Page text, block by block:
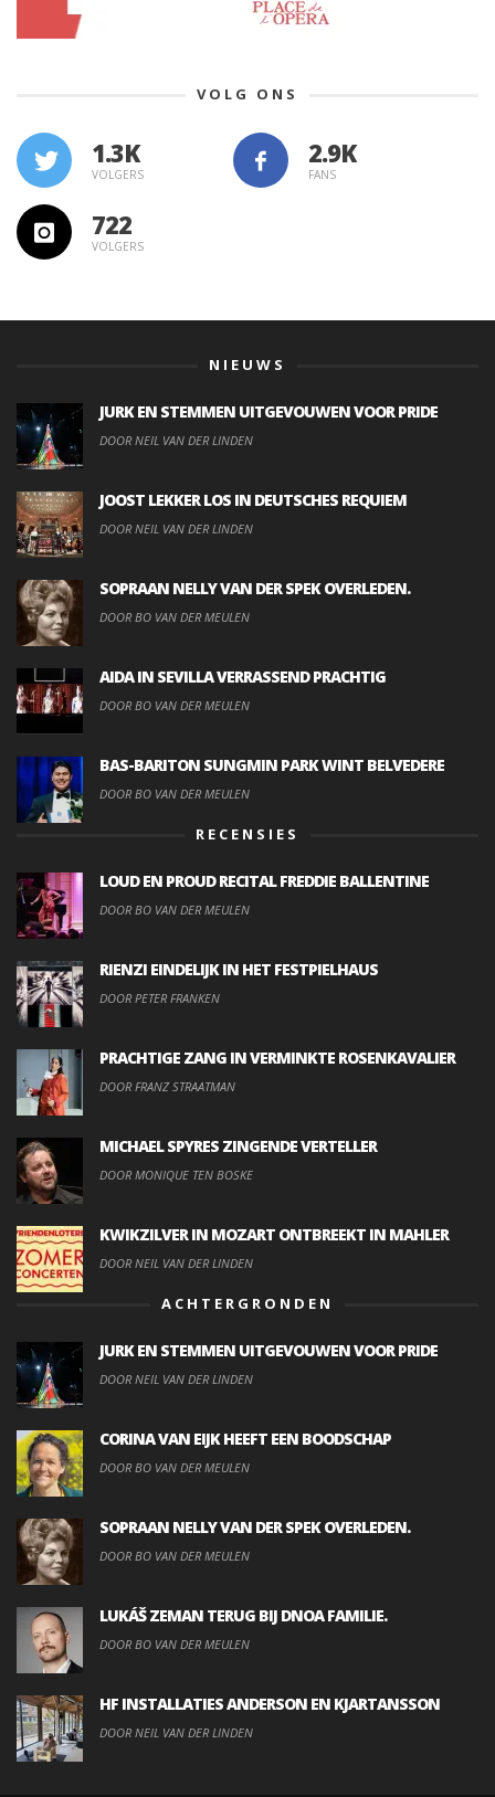
VOLG ONS
1.3K
VOLGERS FANS
722
VOLGERS
NIEUWS
JURK EN STEMMEN UITGEVOUWEN VOOR PRIDE
DOOR NEIL VAN DER LINDEN
JOOST LEKKER LOS IN DEUTSCHES REQUIEM
DOOR NEIL VAN DER LINDEN
SOPRAAN NELLY VAN DER SPEK OVERLEDEN.
DOOR BO VAN DER MEULEN
AIDA IN SEVILLA VERRASSEND PRACHTIG
DOOR BO VAN DER MEULEN
BAS-BARITON SUNGMIN PARK WINT BELVEDERE
DOOR BO VAN DER MEULEN
RECENSIES
LOUD EN PROUD RECITAL FREDDIE BALLENTINE
DOOR BO VAN DER MEULEN
RIENZI EINDELIJK IN HET FESTPIELHAUS
DOOR PETER FRANKEN
PRACHTIGE ZANG IN VERMINKTE ROSENKAVALIER
DOOR FRANZ STRAATMAN
MICHAEL SPYRES ZINGENDE VERTELLER
DOOR MONIQUE TEN BOSKE
KWIKZILVER IN MOZART ONTBREEKT IN MAHLER
DOOR NEIL VAN DER LINDEN
ACHTERGRONDEN
JURK EN STEMMEN UITGEVOUWEN VOOR PRIDE
DOOR NEIL VAN DER LINDEN
CORINA VAN EIJK HEEFT EEN BOODSCHAP
DOOR BO VAN DER MEULEN
SOPRAAN NELLY VAN DER SPEK OVERLEDEN.
DOOR BO VAN DER MEULEN
LUKÁŠ ZEMAN TERUG BIJ DNOA FAMILIE.
DOOR BO VAN DER MEULEN
HF INSTALLATIES ANDERSON EN KJARTANSSON
DOOR NEIL VAN DER LINDEN